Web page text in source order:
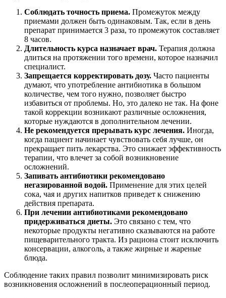
Соблюдать точность приема. Промежуток между
приемами должен быть одинаковым. Так, если в день
препарат принимается 3 раза, то промежуток составляет
8 часов.
Длительность курса назначает врач. Терапия должна
длиться на протяжении того времени, которое назначил
специалист.
Запрещается корректировать дозу. Часто пациенты
думают, что употребление антибиотика в большом
количестве, чем того нужно, позволяет быстро
избавиться от проблемы. Но, это далеко не так. На фоне
такой коррекции возникают различные осложнения,
которые нуждаются в дополнительном лечении.
Не рекомендуется прерывать курс лечения. Иногда,
когда пациент начинает чувствовать себя лучше, он
прекращает пить лекарства. Это снижает эффективность
терапии, что влечет за собой возникновение
осложнений.
Запивать антибиотики рекомендовано
негазированной водой. Применение для этих целей
сока, чая и других напитков приведет к снижению
действия препарата.
При лечении антибиотиками рекомендовано
придерживаться диеты. Это связано с тем, что
некоторые продукты негативно сказываются на работе
пищеварительного тракта. Из рациона стоит исключить
консервации, алкоголь, а также жирные и жареные
блюда.
Соблюдение таких правил позволит минимизировать риск
возникновения осложнений в послеоперационный период.